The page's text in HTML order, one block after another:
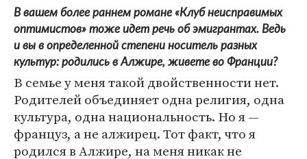
В вашем более раннем романе «Клуб неисправимых
оптимистов» тоже идет речь об эмигрантах. Ведь
и вы в определенной степени носитель разных
культур: родились в Алжире, живете во Франции?
В семье у меня такой двойственности нет.
Родителей объединяет одна религия, одна
культура, одна национальность. Но я —
француз, а не алжирец. Тот факт, что я
родился в Алжире, на меня никак не